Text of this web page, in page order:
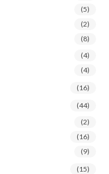
(5)
(2)
(8)
(4)
(4)
(16)
(44)
(2)
(16)
(9)
(15)